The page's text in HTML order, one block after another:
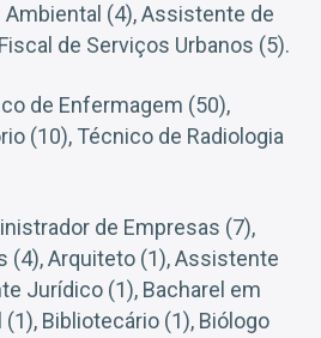
Ambiental (4), Assistente de
de Serviços Urbanos (5).
de Enfermagem (50),
(10), Técnico de Radiologia
de Empresas (7),
(4), Arquiteto (1), Assistente
Jurídico (1), Bacharel em
Bibliotecário (1), Biólogo